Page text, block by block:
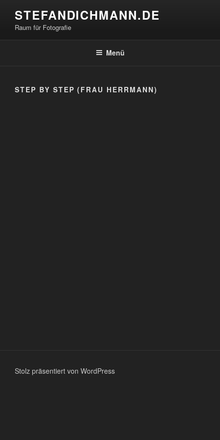
Inhalt
springen
STEFANDICHMANN.DE
Raum für Fotografie
Menü
STEP BY STEP (FRAU HERRMANN)
Stolz präsentiert von WordPress